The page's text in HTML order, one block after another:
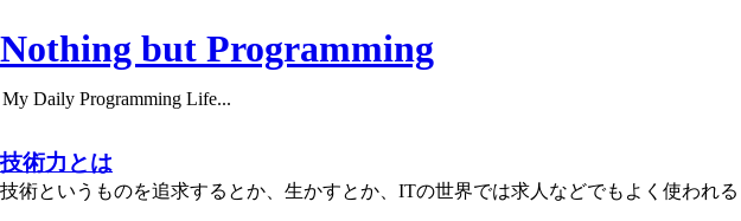
Nothing but Programming
My Daily Programming Life...
技術力とは
技術というものを追求するとか、生かすとか、ITの世界では求人などでもよく使われ